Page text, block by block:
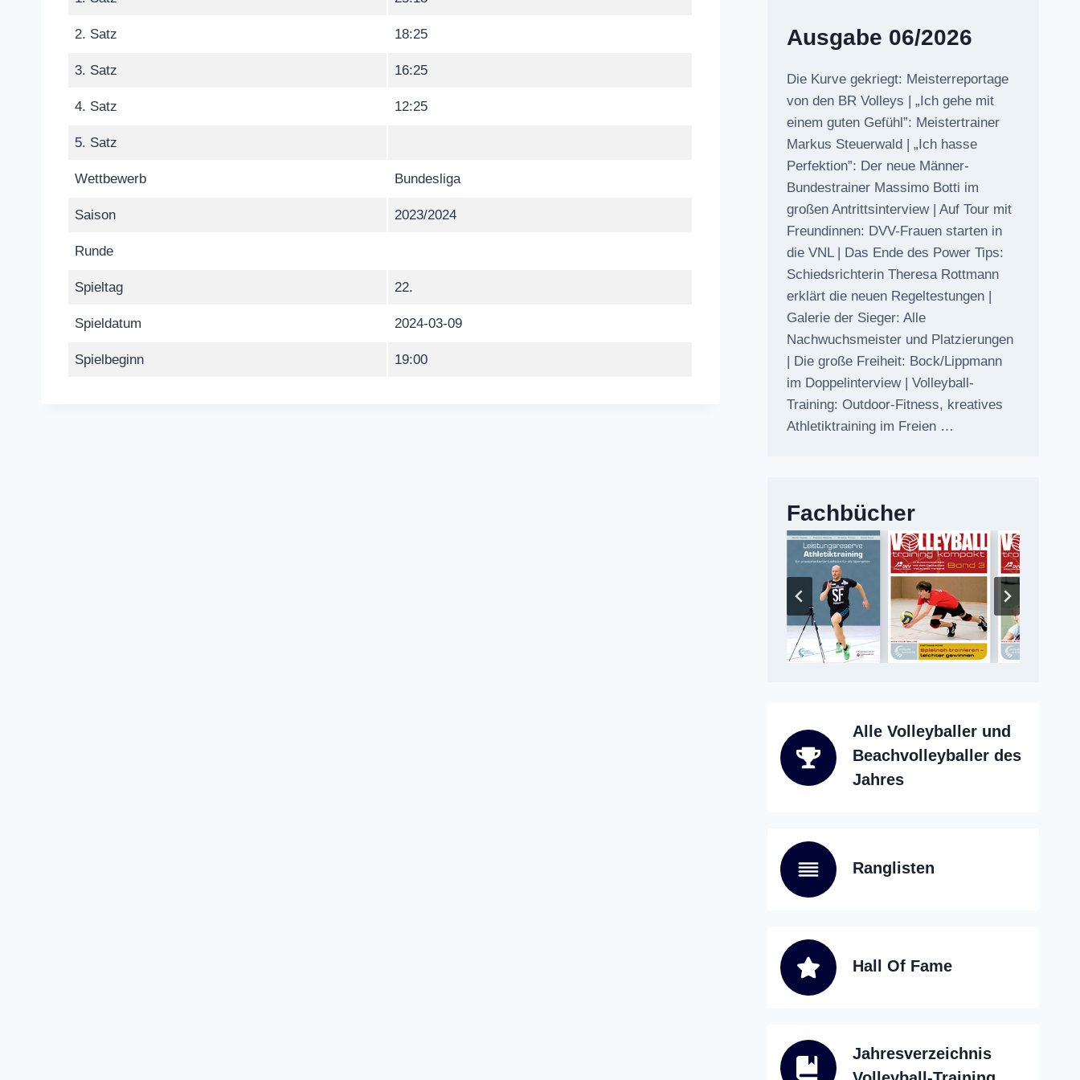
2. Satz 18:25
3. Satz 16:25
4. Satz 12:25
5. Satz
Wettbewerb Bundesliga
Saison 2023/2024
Runde
Spieltag 22.
Spieldatum 2024-03-09
Spielbeginn 19:00
Ausgabe 06/2026
Die Kurve gekriegt: Meisterreportage
von den BR Volleys | „Ich gehe mit
einem guten Gefühl”: Meistertrainer
Markus Steuerwald | „Ich hasse
Perfektion”: Der neue Männer-
Bundestrainer Massimo Botti im
großen Antrittsinterview | Auf Tour mit
Freundinnen: DVV-Frauen starten in
die VNL | Das Ende des Power Tips:
Schiedsrichterin Theresa Rottmann
erklärt die neuen Regeltestungen |
Galerie der Sieger: Alle
Nachwuchsmeister und Platzierungen
| Die große Freiheit: Bock/Lippmann
im Doppelinterview | Volleyball-
Training: Outdoor-Fitness, kreatives
Athletiktraining im Freien …
Fachbücher
Alle Volleyballer und
Beachvolleyballer des
Jahres
Ranglisten
Hall Of Fame
Jahresverzeichnis